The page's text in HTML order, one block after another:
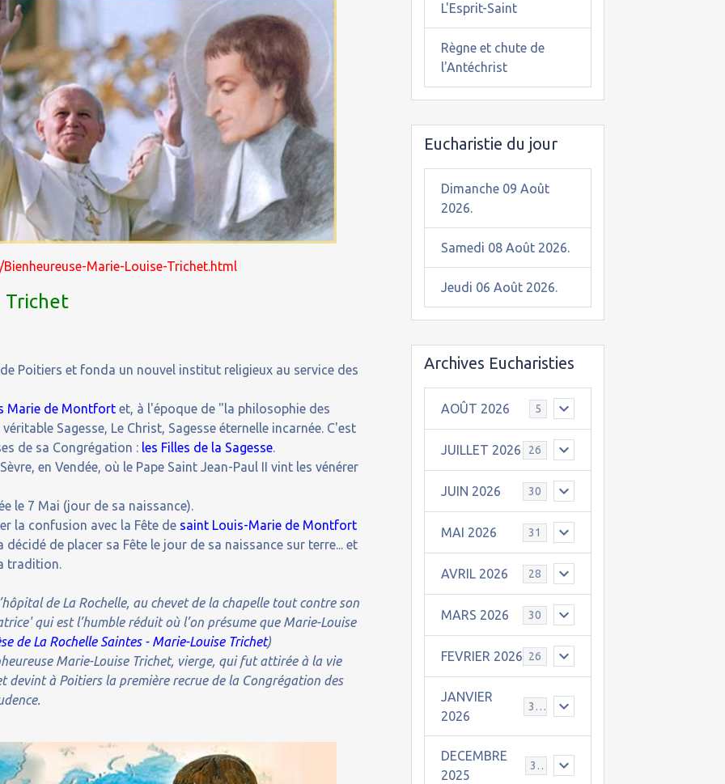
Marie-Louise-Trichet.html
Trichet
Poitiers et fonda un nouvel institut religieux au service des
Marie de Montfortet, à l'époque de "la philosophie des
Sagesse, Le Christ, Sagesse éternelle incarnée. C'est
de sa Congrégation : les Filles de la Sagesse.
en Vendée, où le Pape Saint Jean-Paul II vint les vénérer
le 7 Mai (jour de sa naissance).
la confusion avec la Fête de saint Louis-Marie de Montfort
de placer sa Fête le jour de sa naissance sur terre... et
tradition.
de La Rochelle, au chevet de la chapelle tout contre son
qui est l’humble réduit où l’on présume que Marie-Louise
de La Rochelle Saintes - Marie-Louise Trichet)
Marie-Louise Trichet, vierge, qui fut attirée à la vie
devint à Poitiers la première recrue de la Congrégation des
L'Esprit-Saint
Règne et chute de
l'Antéchrist
Eucharistie du jour
Dimanche 09 Août
2026.
Samedi 08 Août 2026.
Jeudi 06 Août 2026.
Archives Eucharisties
AOÛT 2026 5
JUILLET 2026 26
JUIN 2026 30
MAI 2026 31
AVRIL 2026 28
MARS 2026 30
FEVRIER 2026 26
JANVIER
2026
31
DECEMBRE
2025
30